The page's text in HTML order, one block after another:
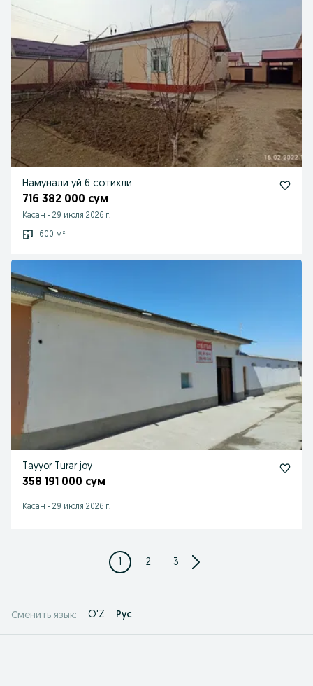
Намунали уй 6 сотихли
716 382 000 сум
Касан - 29 июля 2026 г.
600 м²
Tayyor Turar joy
358 191 000 сум
Касан - 29 июля 2026 г.
1 2 3
Сменить язык: O'Z Рус